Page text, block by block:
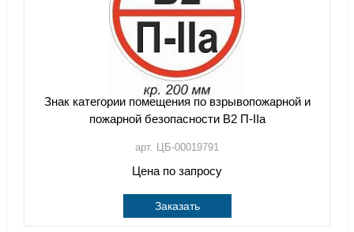
Знак категории помещения по взрывопожарной и
пожарной безопасности В2 П-IIа
арт. ЦБ-00019791
Цена по запросу
Заказать